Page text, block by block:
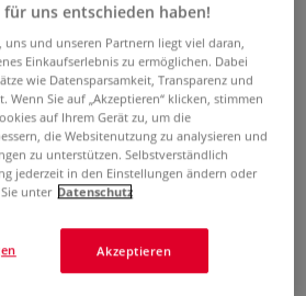
10 cm x 15 cm
- +
für uns entschieden haben!
uns und unseren Partnern liegt viel daran,
Einkaufserlebnis zu ermöglichen. Dabei
wie Datensparsamkeit, Transparenz und
Wenn Sie auf „Akzeptieren“ klicken, stimmen
auf Ihrem Gerät zu, um die
die Websitenutzung zu analysieren und
zu unterstützen. Selbstverständlich
jederzeit in den Einstellungen ändern oder
unter Datenschutz
Akzeptieren